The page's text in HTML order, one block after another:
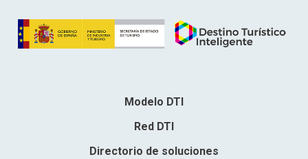
Modelo DTI
Red DTI
Directorio de soluciones